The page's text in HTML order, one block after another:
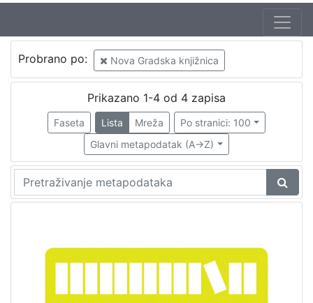
Autor
Bastić, Davorka
Pugelnik, Đurđica
1
2
Mjesto
Probrano po: Nova Gradska knjižnica
Prikazano 1-4 od 4 zapisa
Faseta Lista Mreža
Po stranici: 100
Glavni metapodatak (A->Z)